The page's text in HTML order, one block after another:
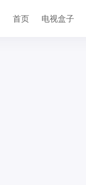
首页 电视盒子